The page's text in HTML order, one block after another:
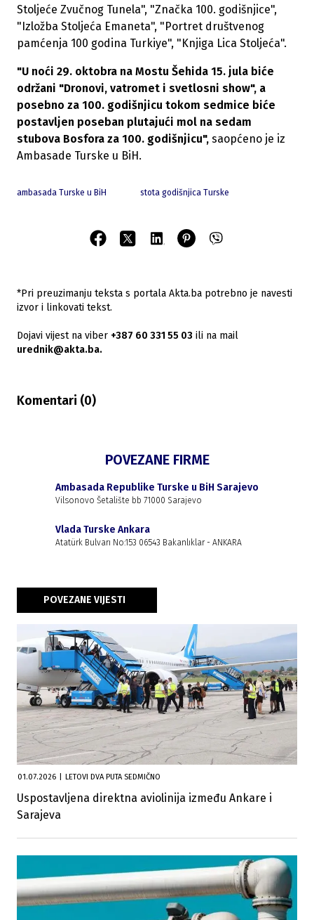
Stoljeće Zvučnog Tunela", "Značka 100. godišnjice",
"Izložba Stoljeća Emaneta", "Portret društvenog
pamćenja 100 godina Turkiye", "Knjiga Lica Stoljeća".
"U noći 29. oktobra na Mostu Šehida 15. jula biće
održani "Dronovi, vatromet i svetlosni show", a
posebno za 100. godišnjicu tokom sedmice biće
postavljen poseban plutajući mol na sedam
stubova Bosfora za 100. godišnjicu", saopćeno je iz
Ambasade Turske u BiH.
ambasada Turske u BiH stota godišnjica Turske
*Pri preuzimanju teksta s portala Akta.ba potrebno je navesti
izvor i linkovati tekst.
Dojavi vijest na viber +387 60 331 55 03 ili na mail
urednik@akta.ba.
Komentari (0)
POVEZANE FIRME
Ambasada Republike Turske u BiH Sarajevo
Vilsonovo Šetalište bb 71000 Sarajevo
Vlada Turske Ankara
Atatürk Bulvarı No:153 06543 Bakanlıklar - ANKARA
POVEZANE VIJESTI
01.07.2026 LETOVI DVA PUTA SEDMIČNO
Uspostavljena direktna aviolinija između Ankare i
Sarajeva